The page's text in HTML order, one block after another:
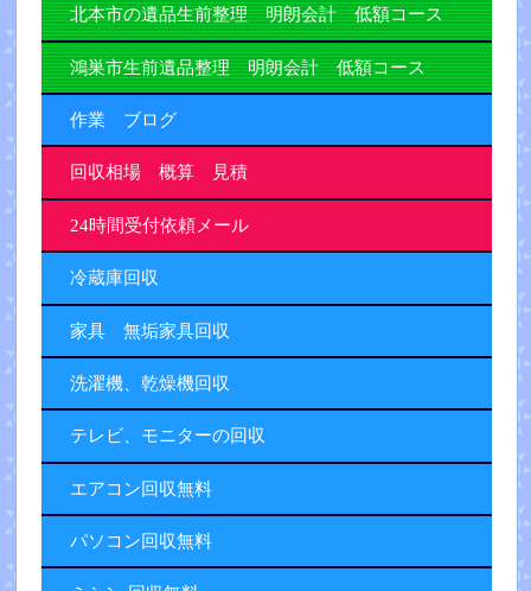
北本市の遺品生前整理 明朗会計 低額コース
鴻巣市生前遺品整理 明朗会計 低額コース
作業 ブログ
回収相場 概算 見積
24時間受付依頼メール
冷蔵庫回収
家具 無垢家具回収
洗濯機、乾燥機回収
テレビ、モニターの回収
エアコン回収無料
パソコン回収無料